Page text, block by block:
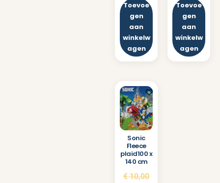
Toevoe
gen
aan
winkelw
agen
Toevoe
gen
aan
winkelw
agen
Sonic
Fleece
plaid100 x
140 cm
€10,00